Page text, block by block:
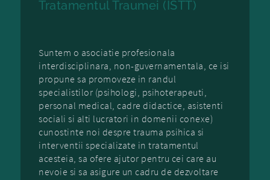
Tratamentul Traumei (ISTT)
Suntem o asociatie profesionala
interdisciplinara, non-guvernamentala, ce isi
propune sa promoveze in randul
specialistilor (psihologi, psihoterapeuti,
personal medical, cadre didactice, asistenti
sociali si alti lucratori in domenii conexe)
cunostinte noi despre trauma psihica si
interventii specializate in tratamentul
acesteia, sa ofere ajutor pentru cei care au
nevoie si sa asigure un cadru de dezvoltare